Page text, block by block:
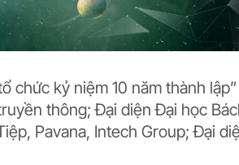
chức kỷ niệm 10 năm thành lập”
thông; Đại diện Đại học
Pavana, Intech Group; Đại